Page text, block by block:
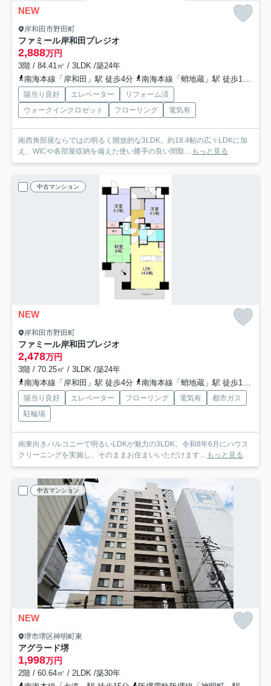
NEW
岸和田市野田町
ファミール岸和田プレジオ
2,888万円
3階 / 84.41㎡ / 3LDK /築24年
南海本線「岸和田」駅 徒歩4分
南海本線「蛸地蔵」駅 徒歩12分
陽当り良好 エレベーター
リフォーム済
ウォークインクロゼット
フローリング 電気有
南西角部屋ならではの明るく開放的な3LDK。約18.4帖の広々LDKに加
え、WICや各部屋収納を備えた使い勝手の良い間取... もっと見る
中古マンション
NEW
岸和田市野田町
ファミール岸和田プレジオ
2,478万円
3階 / 70.25㎡ / 3LDK /築24年
南海本線「岸和田」駅 徒歩4分
南海本線「蛸地蔵」駅 徒歩12分
陽当り良好 エレベーター フローリング 電気有
都市ガス
駐輪場
南東向きバルコニーで明るいLDKが魅力の3LDK。令和8年6月にハウス
クリーニングを実施し、そのままお住まいいただけます... もっと見る
中古マンション
NEW
堺市堺区神明町東
アグラード堺
1,998万円
2階 / 60.64㎡ / 2LDK /築30年